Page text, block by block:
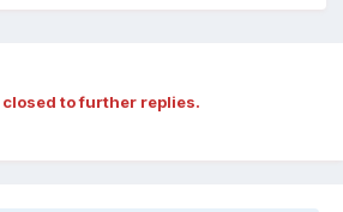
to further replies.